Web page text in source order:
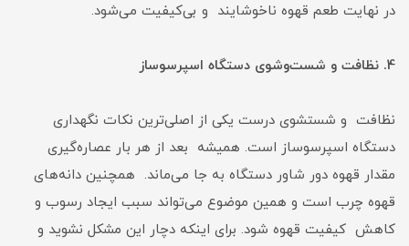
در نهایت طعم قهوه ناخوشایند و بی‌کیفیت می‌شود.
4. نظافت و شست‌وشوی دستگاه اسپرسوساز
نظافت و شستشوی درست یکی از اصلی‌ترین نکات نگهداری
دستگاه اسپرسوساز است. همیشه بعد از هر بار عصاره‌گیری
مقدار قهوه دور شاور دستگاه به جا می‌ماند. همچنین دانه‌های
قهوه چرب است و همین موضوع می‌تواند سبب ایجاد رسوب و
کاهش کیفیت قهوه شود. برای اینکه دچار این مشکل نشوید و